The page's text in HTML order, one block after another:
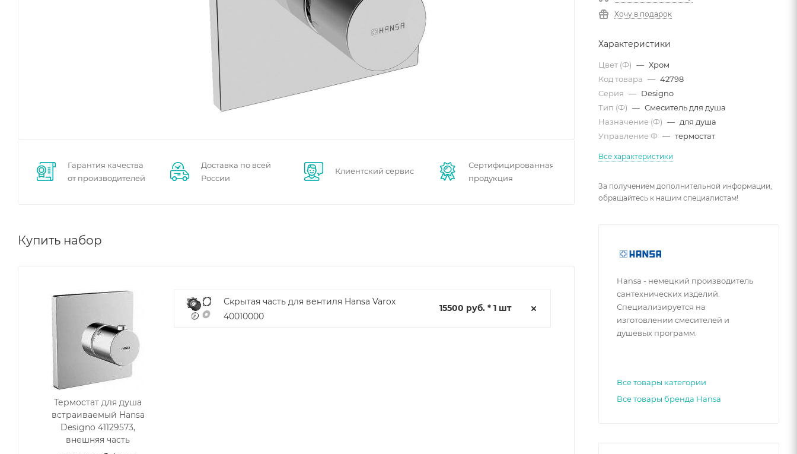
Гарантия качества
от производителей
Доставка по всей
России
Клиентский сервис
Сертифицированная
продукция
Купить набор
Термостат для душа
встраиваемый Hansa
Designo 41129573,
внешняя часть
Скрытая часть для вентиля Hansa Varox
40010000
15500 руб. * 1 шт
Хочу в подарок
Характеристики
Цвет (Ф) — Хром
Код товара — 42798
Серия — Designo
Тип (Ф) — Смеситель для душа
Назначение (Ф) — для душа
Управление Ф — термостат
Все характеристики
За получением дополнительной информации,
обращайтесь к нашим специалистам!
Hansa - немецкий производитель
сантехнических изделий.
Специализируется на
изготовлении смесителей и
душевых программ.
Все товары категории
Все товары бренда Hansa